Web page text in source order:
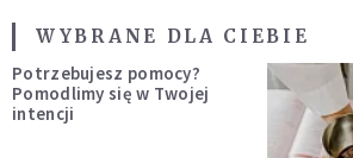
WYBRANE DLA CIEBIE
Potrzebujesz pomocy?
Pomodlimy się w Twojej
intencji